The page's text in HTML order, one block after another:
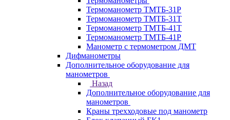
Термоманометр ТМТБ-31Р
Термоманометр ТМТБ-31Т
Термоманометр ТМТБ-41Т
Термоманометр ТМТБ-41Р
Манометр с термометром ДМТ
Дифманометры
Дополнительное оборудование для
манометров
Назад
Дополнительное оборудование для
манометров
Краны трехходовые под манометр